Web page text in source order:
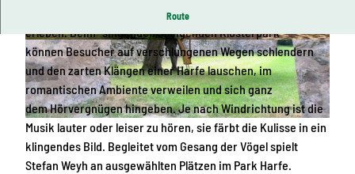
© Staatliche Schlösser, Burgen und Gärten Sachsen gemeinnützige GmbH
© Schlösserland Sachsen, Sylvio Dittrich | KI-o
ptimiert
© Schlösserland Sachsen, Sylvio Dittrich | KI-o
ptimiert
Route
Den Klosterpark Altzella auf eine besonders sinnliche Art
erleben. Beim "singenden, klingenden Klosterpark"
können Besucher auf verschlungenen Wegen schlendern
und den zarten Klängen einer Harfe lauschen, im
romantischen Ambiente verweilen und sich ganz
dem Hörvergnügen hingeben. Je nach Windrichtung ist die
Musik lauter oder leiser zu hören, sie färbt die Kulisse in ein
klingendes Bild. Begleitet vom Gesang der Vögel spielt
Stefan Weyh an ausgewählten Plätzen im Park Harfe.